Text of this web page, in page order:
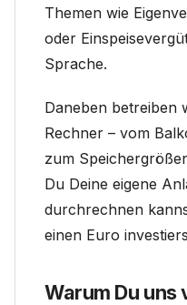
Themen wie
oder
Sprache.
Daneben betreiben
Rechner – vom
zum
Du Deine eigene
durchrechnen
einen Euro
Warum Du